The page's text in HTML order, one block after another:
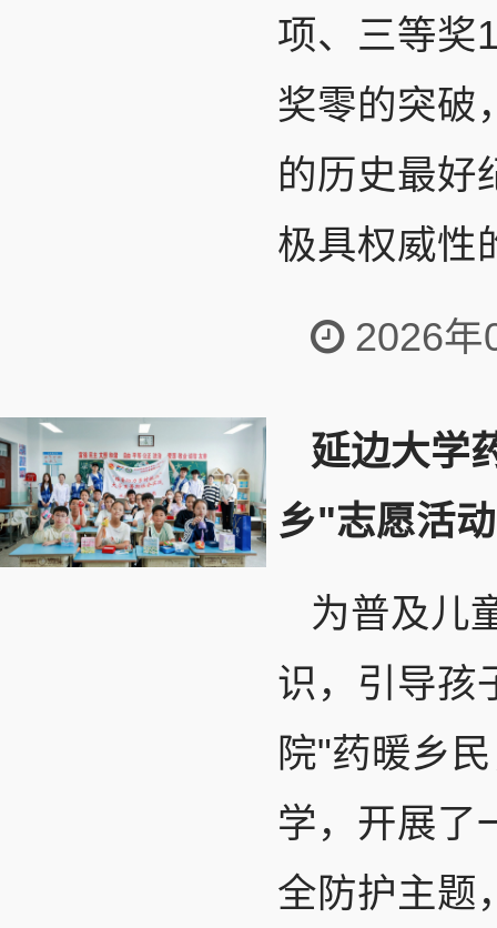
项、三等奖
奖零的突破
的历史最好
极具权威性
2026年
延边大学
乡"志愿活
为普及儿
识，引导孩
院"药暖乡
学，开展了
全防护主题